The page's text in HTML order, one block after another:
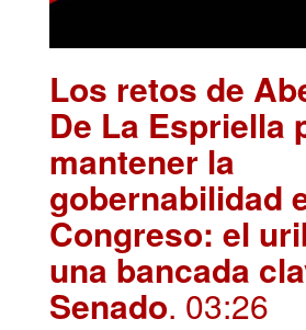
Los retos de
De La Espriella
mantener la
gobernabilidad
Congreso: el
una bancada
Senado. 03:26